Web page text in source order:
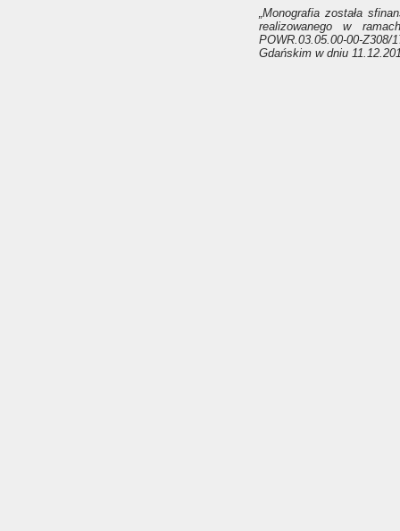
„Monografia została
realizowanego w
POWR.03.05.00-00-
Gdańskim w dniu